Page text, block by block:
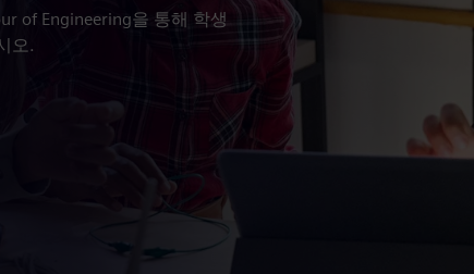
of Engineering을 통해 학생
오.